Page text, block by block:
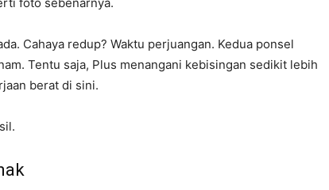
Cahaya redup? Waktu perjuangan. Kedua ponsel
Tentu saja, Plus menangani kebisingan sedikit lebih
berat di sini.